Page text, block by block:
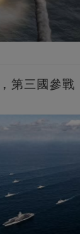
第三國參戰